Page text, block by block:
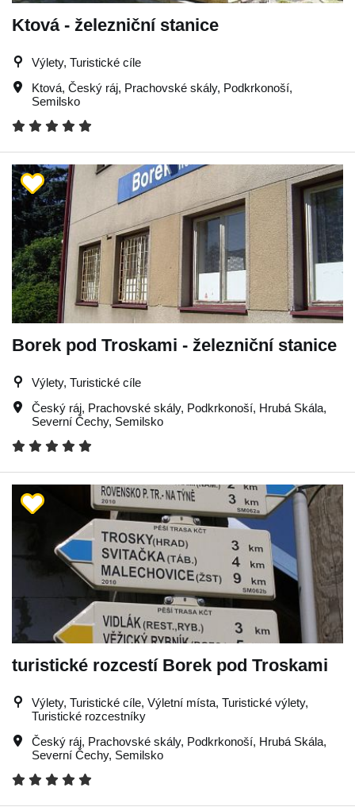
Ktová - železniční stanice
Výlety, Turistické cíle
Ktová, Český ráj, Prachovské skály, Podkrkonoší,
Semilsko
Borek pod Troskami - železniční stanice
Výlety, Turistické cíle
Český ráj, Prachovské skály, Podkrkonoší, Hrubá Skála,
Severní Čechy, Semilsko
turistické rozcestí Borek pod Troskami
Výlety, Turistické cíle, Výletní místa, Turistické výlety,
Turistické rozcestníky
Český ráj, Prachovské skály, Podkrkonoší, Hrubá Skála,
Severní Čechy, Semilsko